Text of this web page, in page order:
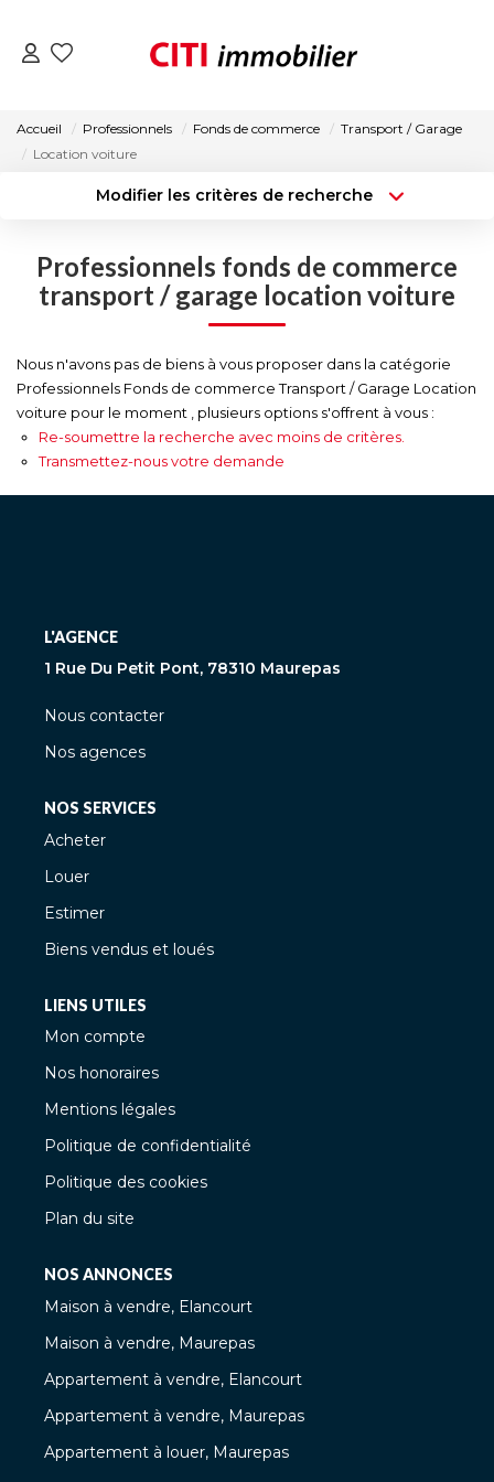
NOS AGENCES
ACTUALITÉS
CONTACT
Accueil Professionnels Fonds de commerce
Transport / Garage
Location voiture
Modifier les critères de recherche
Type de bien
Surface min
Créer une alerte
Professionnels fonds de commerce
transport / garage location voiture
Nous n'avons pas de biens à vous proposer dans la catégorie
Professionnels Fonds de commerce Transport / Garage Location
voiture pour le moment , plusieurs options s'offrent à vous :
Re-soumettre la recherche avec moins de critères.
Transmettez-nous votre demande
L'AGENCE
1 Rue Du Petit Pont, 78310 Maurepas
Nous contacter
Nos agences
NOS SERVICES
Acheter
Louer
Estimer
Biens vendus et loués
LIENS UTILES
Mon compte
Nos honoraires
Mentions légales
Politique de confidentialité
Politique des cookies
Plan du site
NOS ANNONCES
Maison à vendre, Elancourt
Maison à vendre, Maurepas
Appartement à vendre, Elancourt
Appartement à vendre, Maurepas
Appartement à louer, Maurepas